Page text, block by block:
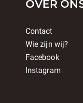
OVER
Contact
Wie zijn wij?
Facebook
Instagram